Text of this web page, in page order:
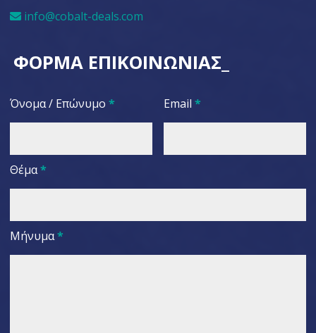
info@cobalt-deals.com
ΦΟΡΜΑ ΕΠΙΚΟΙΝΩΝΙΑΣ_
Όνομα / Επώνυμο* Email*
Θέμα*
Μήνυμα*